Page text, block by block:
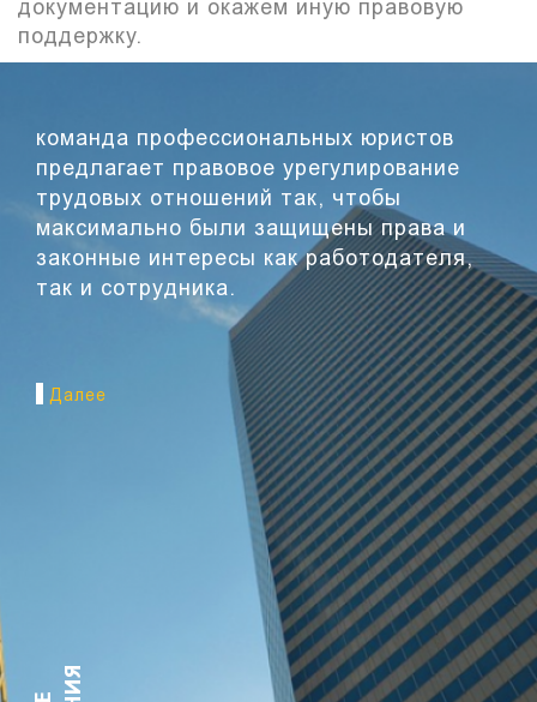
документацию и окажем иную правовую
поддержку.
команда профессиональных юристов
предлагает правовое урегулирование
трудовых отношений так, чтобы
максимально были защищены права и
законные интересы как работодателя,
так и сотрудника.
Далее